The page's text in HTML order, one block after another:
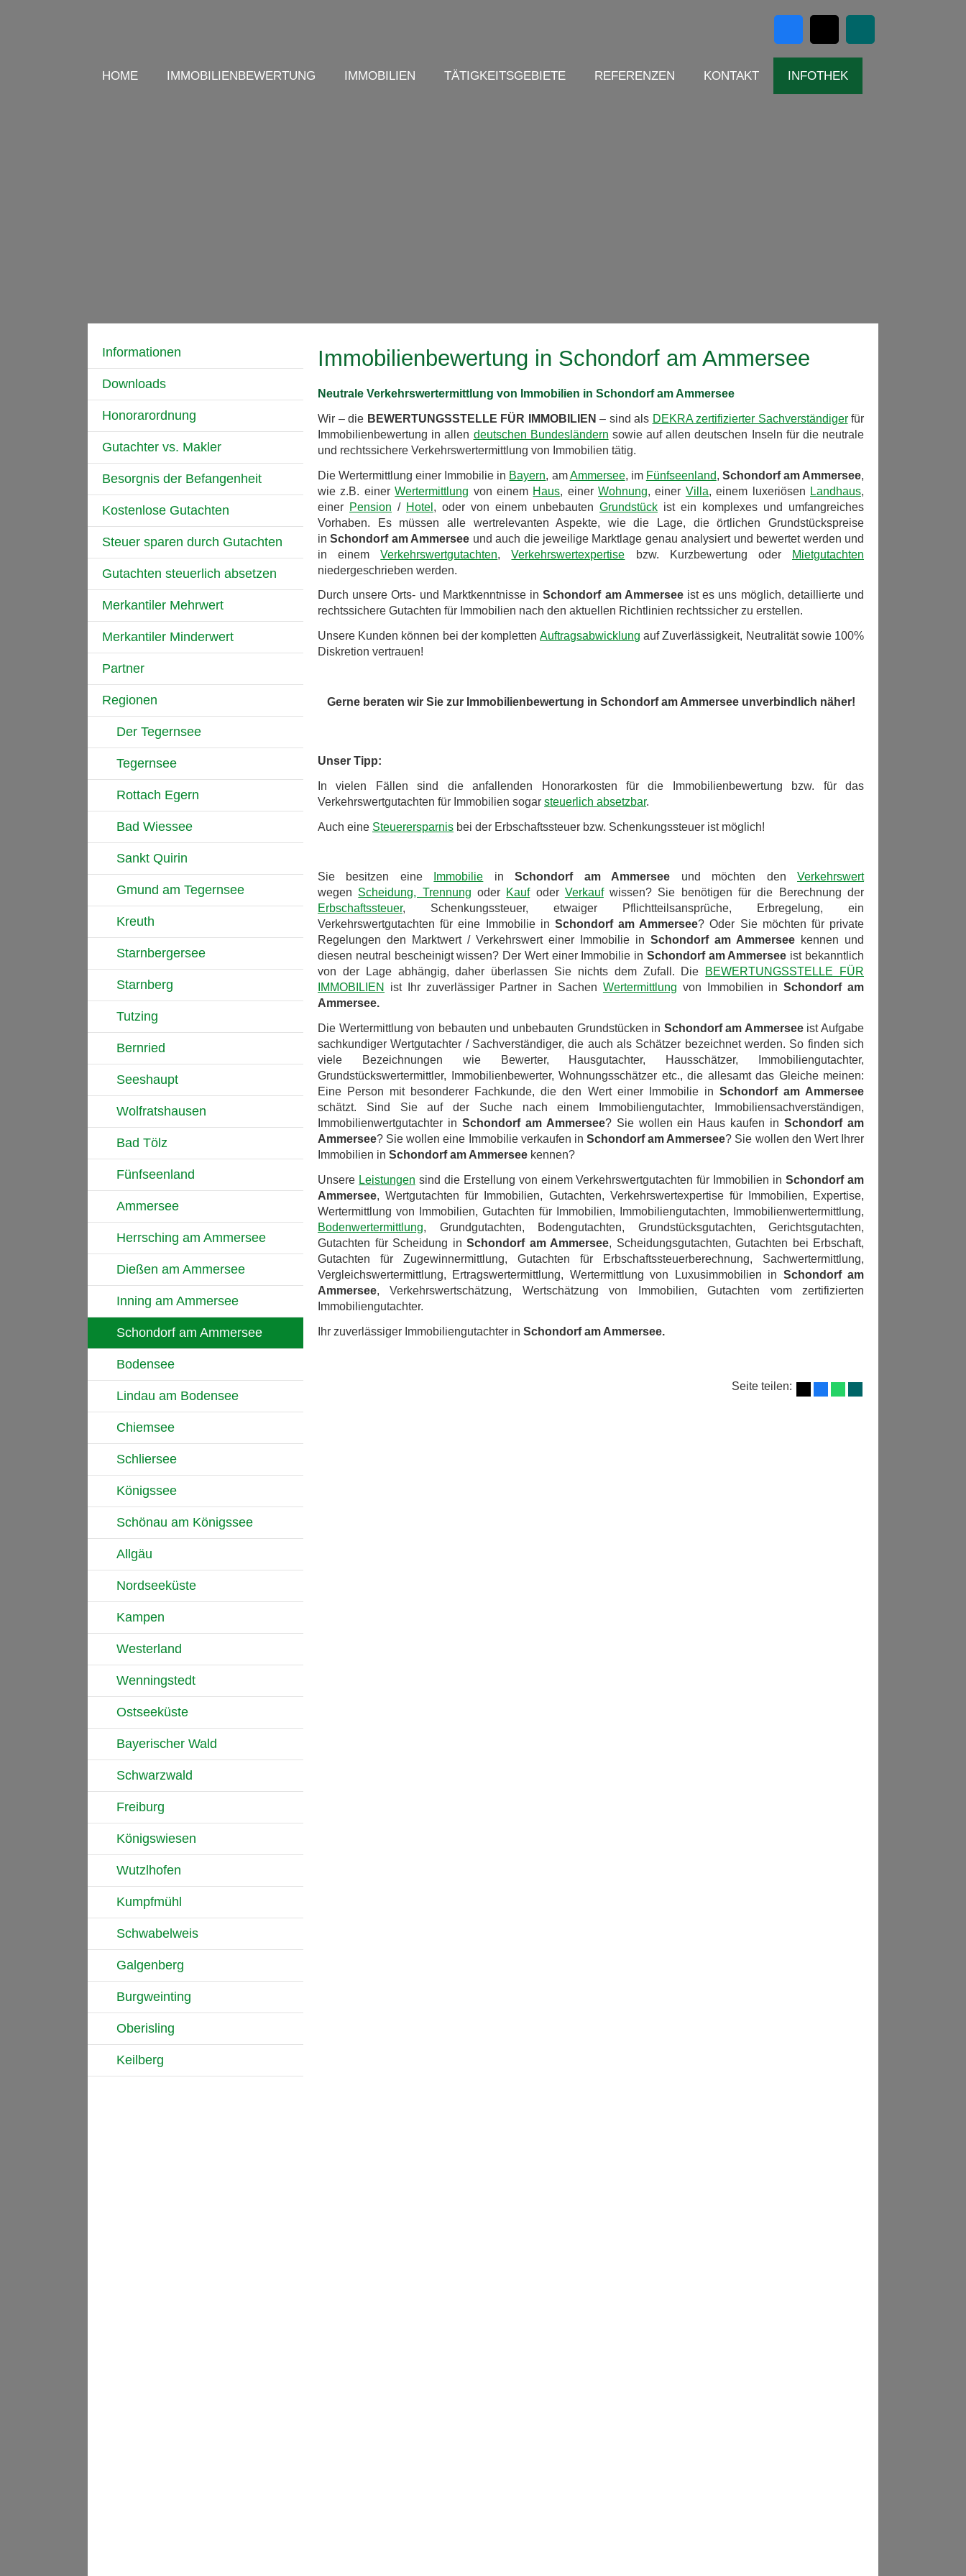
HOME IMMOBILIENBEWERTUNG IMMOBILIEN TÄTIGKEITSGEBIETE REFERENZEN KONTAKT INFOTHEK
Informationen
Downloads
Honorarordnung
Gutachter vs. Makler
Besorgnis der Befangenheit
Kostenlose Gutachten
Steuer sparen durch Gutachten
Gutachten steuerlich absetzen
Merkantiler Mehrwert
Merkantiler Minderwert
Partner
Regionen
Der Tegernsee
Tegernsee
Rottach Egern
Bad Wiessee
Sankt Quirin
Gmund am Tegernsee
Kreuth
Starnbergersee
Starnberg
Tutzing
Bernried
Seeshaupt
Wolfratshausen
Bad Tölz
Fünfseenland
Ammersee
Herrsching am Ammersee
Dießen am Ammersee
Inning am Ammersee
Schondorf am Ammersee
Bodensee
Lindau am Bodensee
Chiemsee
Schliersee
Königssee
Schönau am Königssee
Allgäu
Nordseeküste
Kampen
Westerland
Wenningstedt
Ostseeküste
Bayerischer Wald
Schwarzwald
Freiburg
Königswiesen
Wutzlhofen
Kumpfmühl
Schwabelweis
Galgenberg
Burgweinting
Oberisling
Keilberg
Immobilienbewertung in Schondorf am Ammersee
Neutrale Verkehrswertermittlung von Immobilien in Schondorf am Ammersee
Wir – die BEWERTUNGSSTELLE FÜR IMMOBILIEN – sind als DEKRA zertifizierter Sachverständigerfür
Immobilienbewertung in allen deutschen Bundesländern sowie auf allen deutschen Inseln für die neutrale
und rechtssichere Verkehrswertermittlung von Immobilien tätig.
Die Wertermittlung einer Immobilie in Bayern, amAmmersee, im Fünfseenland, Schondorf am Ammersee,
wie z.B. einerWertermittlung von einem Haus, einerWohnung, einer Villa, einem luxeriösen Landhaus,
einer Pension / Hotel , oder von einem unbebauten Grundstück ist ein komplexes und umfangreiches
Vorhaben. Es müssen alle wertrelevanten Aspekte, wie die Lage, die örtlichen Grundstückspreise
inSchondorf am Ammersee und auch die jeweilige Marktlage genau analysiert und bewertet werden und
in einemVerkehrswertgutachten,Verkehrswertexpertise bzw. Kurzbewertung oder
Mietgutachten
niedergeschrieben werden.
Durch unsere Orts- und Marktkenntnisse inSchondorf am Ammerseeist es uns möglich, detaillierte und
rechtssichere Gutachten für Immobilien nach den aktuellen Richtlinien rechtssicher zu erstellen.
Unsere Kunden können bei der komplettenAuftragsabwicklung auf Zuverlässigkeit, Neutralität sowie 100%
Diskretion vertrauen!
Gerne beraten wir Sie zur Immobilienbewertung in Schondorf am Ammersee unverbindlich näher!
Unser Tipp:
In vielen Fällen sind die anfallenden Honorarkosten für die Immobilienbewertung bzw. für das
Verkehrswertgutachten für Immobilien sogar steuerlich absetzbar.
Auch eine Steuerersparnis bei der Erbschaftssteuer bzw. Schenkungssteuer ist möglich!
Sie besitzen eine Immobilie inSchondorf am Ammersee und möchten denVerkehrswert
wegen Scheidung, Trennung oder Kaufoder Verkaufwissen? Sie benötigen für die Berechnung der
Erbschaftssteuer, Schenkungssteuer, etwaiger Pflichtteilsansprüche, Erbregelung, ein
Verkehrswertgutachten für eine Immobilie in Schondorf am Ammersee? Oder Sie möchten für private
Regelungen den Marktwert / Verkehrswert einer Immobilie in Schondorf am Ammersee kennen und
diesen neutral bescheinigt wissen? Der Wert einer Immobilie in Schondorf am Ammersee ist bekanntlich
von der Lage abhängig, daher überlassen Sie nichts dem Zufall. Die
BEWERTUNGSSTELLE FÜR
IMMOBILIEN
ist Ihr zuverlässiger Partner in Sachen Wertermittlung von Immobilien in Schondorf am
Ammersee.
Die Wertermittlung von bebauten und unbebauten Grundstücken in Schondorf am Ammerseeist Aufgabe
sachkundiger Wertgutachter / Sachverständiger, die auch als Schätzer bezeichnet werden. So finden sich
viele Bezeichnungen wie Bewerter, Hausgutachter, Hausschätzer, Immobiliengutachter,
Grundstückswertermittler, Immobilienbewerter, Wohnungsschätzer etc., die allesamt das Gleiche meinen:
Eine Person mit besonderer Fachkunde, die den Wert einer Immobilie in Schondorf am Ammersee
schätzt. Sind Sie auf der Suche nach einem Immobiliengutachter, Immobiliensachverständigen,
Immobilienwertgutachter in Schondorf am Ammersee? Sie wollen ein Haus kaufen inSchondorf am
Ammersee? Sie wollen eine Immobilie verkaufen in Schondorf am Ammersee? Sie wollen den Wert Ihrer
Immobilien in Schondorf am Ammersee kennen?
Unsere Leistungen sind die Erstellung von einem Verkehrswertgutachten für Immobilien inSchondorf am
Ammersee, Wertgutachten für Immobilien, Gutachten, Verkehrswertexpertise für Immobilien, Expertise,
Wertermittlung von Immobilien, Gutachten für Immobilien, Immobiliengutachten, Immobilienwertermittlung,
Bodenwertermittlung, Grundgutachten, Bodengutachten, Grundstücksgutachten, Gerichtsgutachten,
Gutachten für Scheidung in Schondorf am Ammersee, Scheidungsgutachten, Gutachten bei Erbschaft,
Gutachten für Zugewinnermittlung, Gutachten für Erbschaftssteuerberechnung, Sachwertermittlung,
Vergleichswertermittlung, Ertragswertermittlung, Wertermittlung von Luxusimmobilien in Schondorf am
Ammersee, Verkehrswertschätzung, Wertschätzung von Immobilien, Gutachten vom zertifizierten
Immobiliengutachter.
Ihr zuverlässiger Immobiliengutachter in Schondorf am Ammersee.
Seite teilen: